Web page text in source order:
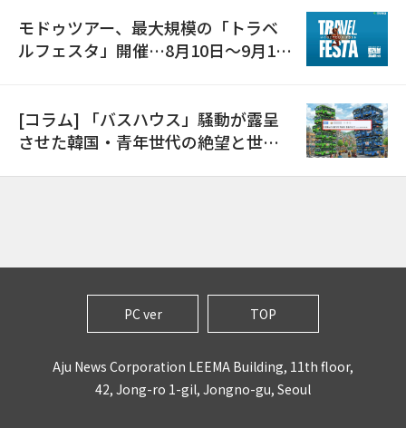
モドゥツアー、最大規模の「トラベ
ルフェスタ」開催…8月10日～9月11
[コラム] 「バスハウス」騒動が露呈
させた韓国・青年世代の絶望と世代
PC ver TOP
Aju News Corporation LEEMA Building, 11th floor,
42, Jong-ro 1-gil, Jongno-gu, Seoul